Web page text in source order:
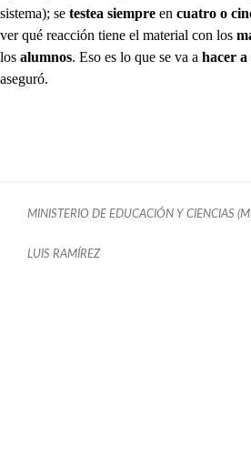
sistema); se testea siempre en cuatro o
ver qué reacción tiene el material con los
los alumnos. Eso es lo que se va a hacer a
aseguró.
MINISTERIO DE EDUCACIÓN Y CIENCIAS
LUIS RAMÍREZ